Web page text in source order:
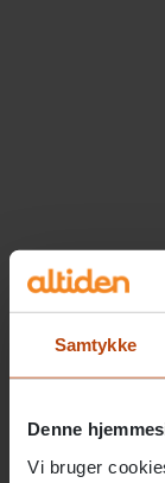
Samtykke
Denne
Vi bruger